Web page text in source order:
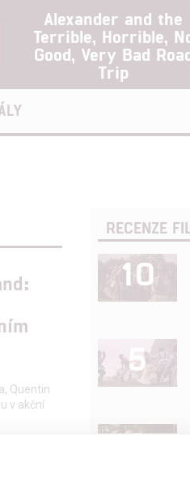
Alexander and the
Terrible, Horrible,
Good, Very Bad
Trip
Quentin
v akční
RECENZE
10
5
8